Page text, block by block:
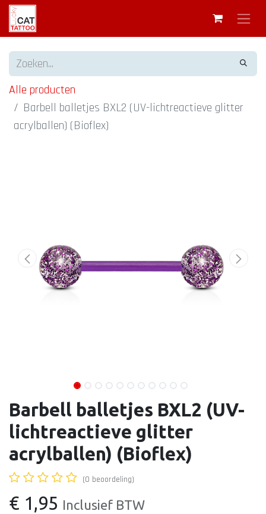
Alle producten
Barbell balletjes BXL2 (UV-lichtreactieve glitter
acrylballen) (Bioflex)
Barbell balletjes BXL2 (UV-
lichtreactieve glitter
acrylballen) (Bioflex)
(0 beoordeling)
€ 1,95 Inclusief BTW